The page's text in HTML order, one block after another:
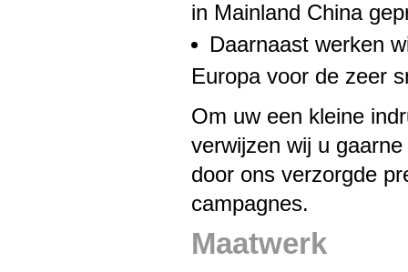
in Mainland China
Daarnaast werken
Europa voor de zeer
Om uw een kleine
verwijzen wij u
door ons verzorgde
campagnes.
Maatwerk